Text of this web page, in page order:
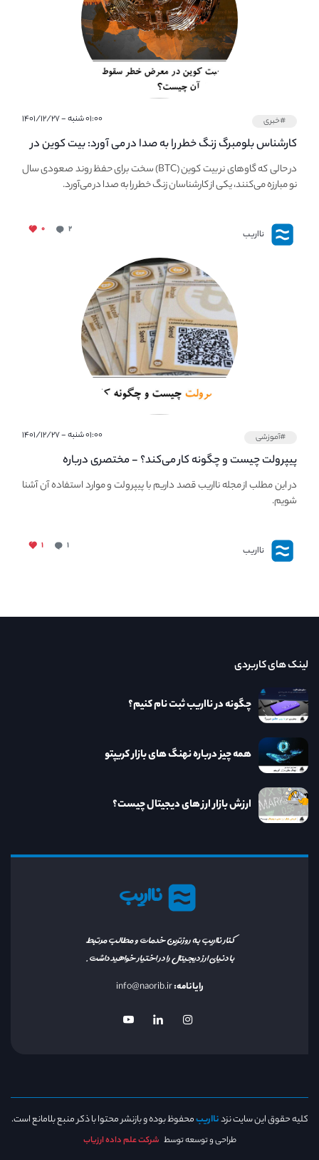
#خبری ۰۱:۰۰ شنبه - ۱۴۰۱/۱۲/۲۷
کارشناس بلومبرگ زنگ خطر را به صدا در می آورد: بیت کوین در
معرض خطر سقوط بزرگ است - دلیل آن چیست؟در حالی که گاوهای نر بیت کوین (BTC) سخت برای حفظ روند صعودی سال
نو مبارزه می‌کنند، یکی از کارشناسان زنگ خطر را به صدا در می‌آورد.
نااریب ۲ ۰
#آموزشی ۰۱:۰۰ شنبه - ۱۴۰۱/۱۲/۲۷
پیپر‌ولت چیست و چگونه کار می‌کند؟ - مختصری درباره
PaperWallet
در این مطلب از مجله نااریب قصد داریم با پیپر‌ولت و موارد استفاده آن آشنا
شویم.
نااریب ۱ ۱
نااریب
کنار نااریب به روزترین خدمات و مطالب مرتبط
با دنیای ارز دیجیتال را در اختیار خواهید داشت.
رایانامه:info@naorib.ir
لینک های کاربردی
چگونه در نااریب ثبت نام کنیم؟
همه چیز درباره نهنگ های بازار کریپتو
ارزش بازار ارز های دیجیتال چیست؟
کلیه حقوق این سایت نزدنااریبمحفوظ بوده و بازنشر محتوا با ذکر منبع بلامانع است.
طراحی و توسعه توسط شرکت علم داده ارزیاب